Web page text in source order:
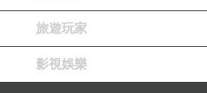
旅遊玩家
影視娛樂